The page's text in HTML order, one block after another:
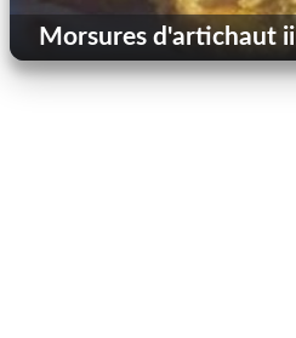
Morsures d'artichaut ii